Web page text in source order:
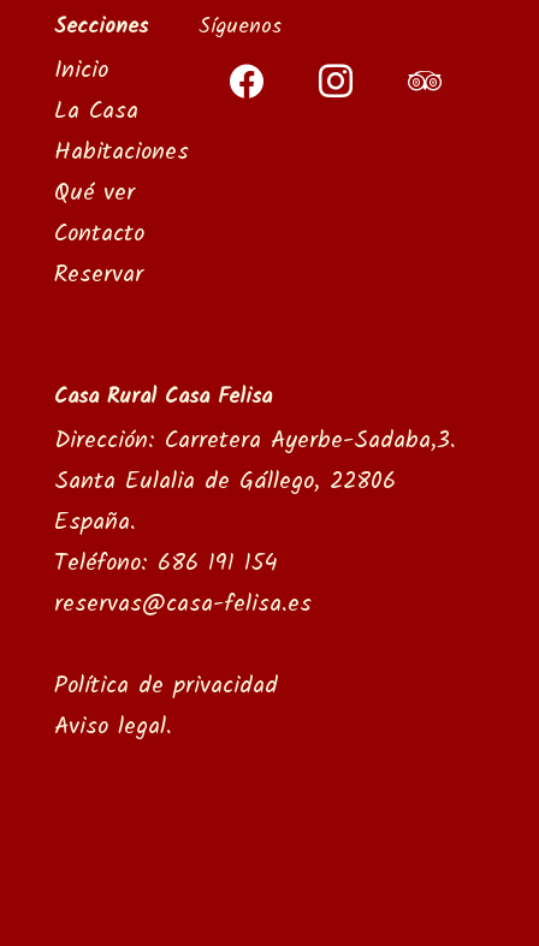
Secciones
Inicio
La Casa
Habitaciones
Qué ver
Contacto
Reservar
Síguenos
facebook instagramtripadvisor
Casa Rural Casa Felisa
Dirección: Carretera Ayerbe-Sadaba,3.
Santa Eulalia de Gállego, 22806
España.
Teléfono: 686 191 154
reservas@casa-felisa.es
Política de privacidad
Aviso legal.